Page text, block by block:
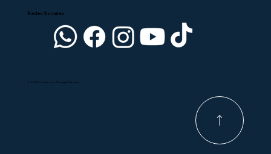
Redes Sociales
© 2026 Creado por Dimagan Estudio